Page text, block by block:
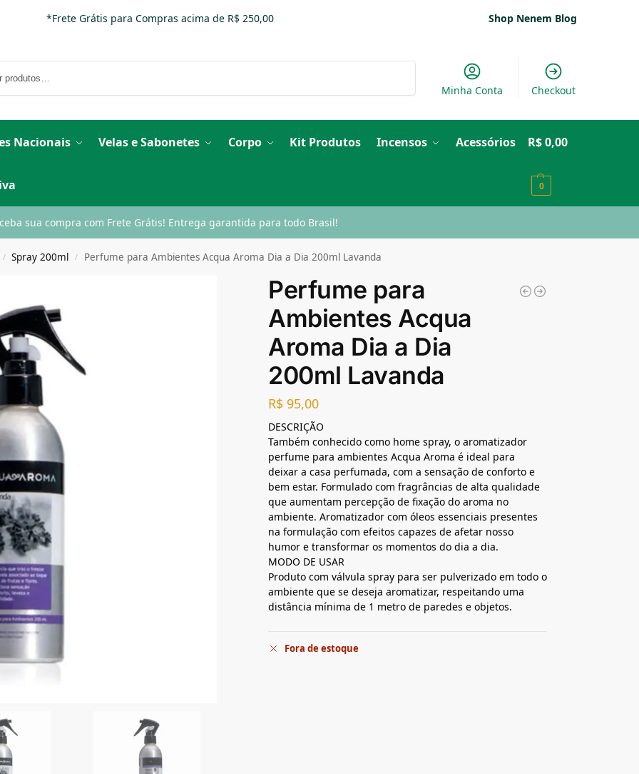
*Frete Grátis para Compras acima de R$ 250,00 Shop Nenem Blog
Minha Conta Checkout
Nacionais Velas e Sabonetes Corpo Kit Produtos Incensos Acessórios R$0,00
0
sua compra com Frete Grátis! Entrega garantida para todo Brasil!
/ Spray 200ml / Perfume para Ambientes Acqua Aroma Dia a Dia 200ml Lavanda
Perfume para
Ambientes Acqua
Aroma Dia a Dia
200ml Lavanda
R$ 95,00
DESCRIÇÃO
Também conhecido como home spray, o aromatizador
perfume para ambientes Acqua Aroma é ideal para
deixar a casa perfumada, com a sensação de conforto e
bem estar. Formulado com fragrâncias de alta qualidade
que aumentam percepção de fixação do aroma no
ambiente. Aromatizador com óleos essenciais presentes
na formulação com efeitos capazes de afetar nosso
humor e transformar os momentos do dia a dia.
MODO DE USAR
Produto com válvula spray para ser pulverizado em todo o
ambiente que se deseja aromatizar, respeitando uma
distância mínima de 1 metro de paredes e objetos.
Fora de estoque